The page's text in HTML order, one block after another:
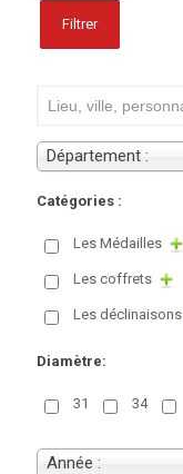
Filtrer
Département :
Catégories :
Les Médailles
Les coffrets
Les déclinaisons
Diamètre:
31 34
Année :